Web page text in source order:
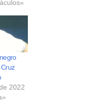
2022